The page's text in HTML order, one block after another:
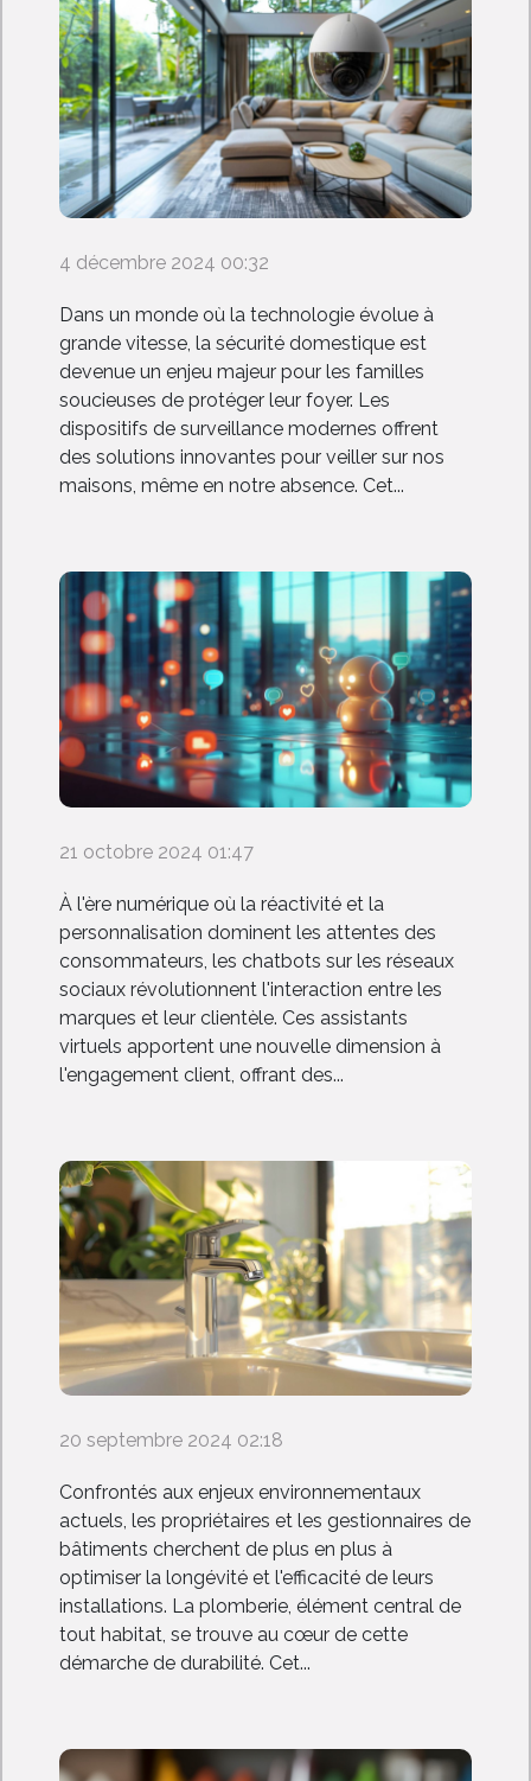
4 décembre 2024 00:32
Dans un monde où la technologie évolue à
grande vitesse, la sécurité domestique est
devenue un enjeu majeur pour les familles
soucieuses de protéger leur foyer. Les
dispositifs de surveillance modernes offrent
des solutions innovantes pour veiller sur nos
maisons, même en notre absence. Cet...
21 octobre 2024 01:47
À l'ère numérique où la réactivité et la
personnalisation dominent les attentes des
consommateurs, les chatbots sur les réseaux
sociaux révolutionnent l'interaction entre les
marques et leur clientèle. Ces assistants
virtuels apportent une nouvelle dimension à
l'engagement client, offrant des...
20 septembre 2024 02:18
Confrontés aux enjeux environnementaux
actuels, les propriétaires et les gestionnaires de
bâtiments cherchent de plus en plus à
optimiser la longévité et l'efficacité de leurs
installations. La plomberie, élément central de
tout habitat, se trouve au cœur de cette
démarche de durabilité. Cet...